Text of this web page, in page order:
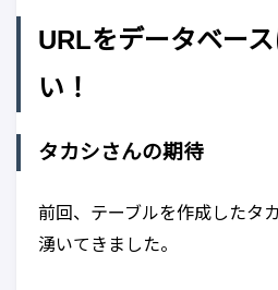
URLをデータベー
い！
タカシさんの期待
前回、テーブルを作成したタ
湧いてきました。